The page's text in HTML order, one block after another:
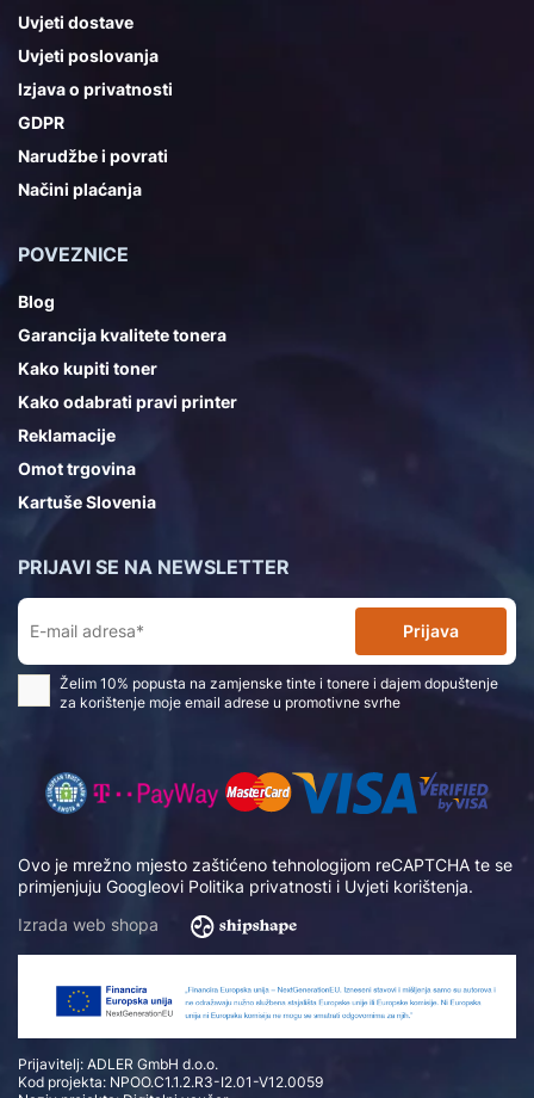
Uvjeti dostave
Uvjeti poslovanja
Izjava o privatnosti
GDPR
Narudžbe i povrati
Načini plaćanja
POVEZNICE
Blog
Garancija kvalitete tonera
Kako kupiti toner
Kako odabrati pravi printer
Reklamacije
Omot trgovina
Kartuše Slovenia
Ovo je mrežno mjesto zaštićeno tehnologijom reCAPTCHA te se
primjenjuju Googleovi Politika privatnosti i Uvjeti korištenja.
Izrada web shopa
Prijavitelj: ADLER GmbH d.o.o.
Kod projekta: NPOO.C1.1.2.R3-I2.01-V12.0059
PRIJAVI SE NA NEWSLETTER
Prijava
Želim 10% popusta na zamjenske tinte i tonere i dajem dopuštenje
za korištenje moje email adrese u promotivne svrhe